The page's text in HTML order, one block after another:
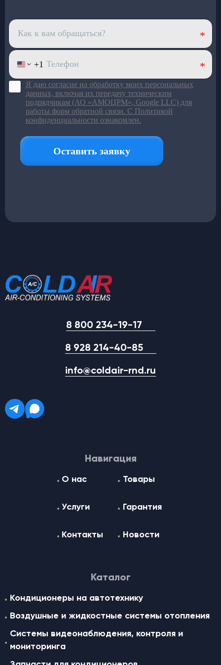
8 800 234-19-17
8 928 214-40-85
info@coldair-rnd.ru
Навигация
О нас Товары
Услуги Гарантия
Контакты Новости
Каталог
Кондиционеры на автотехнику
Воздушные и жидкостные cистемы отопления
Системы видеонаблюдения, контроля и
мониторинга
к износу
Большой ряд моделей под